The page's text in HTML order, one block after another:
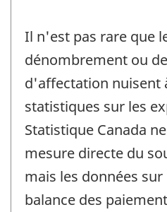
Il n'est pas rare que
dénombrement ou
d'affectation nuisent
statistiques sur les
Statistique Canada
mesure directe du
mais les données sur
balance des